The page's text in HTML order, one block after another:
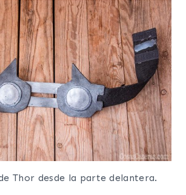
Thor desde la parte delantera.